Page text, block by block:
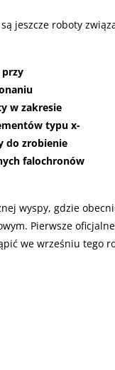
jeszcze roboty
przy
w zakresie
typu x-
do zrobienie
falochronów
wyspy, gdzie
Pierwsze oficjalne
we wrześniu tego